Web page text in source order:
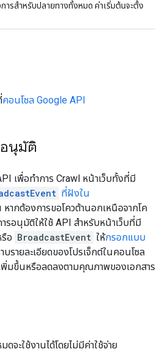
ารสำหรับปลายทางทั้งหมด ค่าเริ่มต้นจะตั้ง
คอนโซล Google API
อนุมัติ
เพื่อทำการ Crawl หน้าเว็บทั้งที่มี
ที่ฝังใน
หากต้องการขอโควต้านอกเหนือจากโค
รอนุมัติให้ใช้ API สําหรับหน้าเว็บที่มี
รือ BroadcastEvent ให้กรอกแบบ
รายละเอียดของโปรเจ็กต์ในคอนโซล
พิ่มขึ้นหรือลดลงตามคุณภาพของเอกสาร
จะใช้งานได้โดยไม่มีค่าใช้จ่าย